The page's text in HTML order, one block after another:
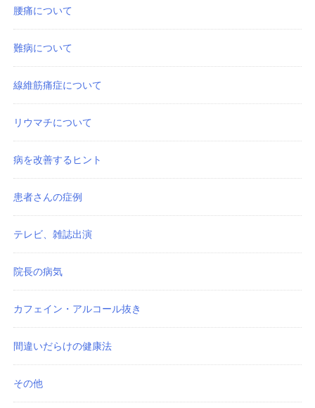
腰痛について
難病について
線維筋痛症について
リウマチについて
病を改善するヒント
患者さんの症例
テレビ、雑誌出演
院長の病気
カフェイン・アルコール抜き
間違いだらけの健康法
その他